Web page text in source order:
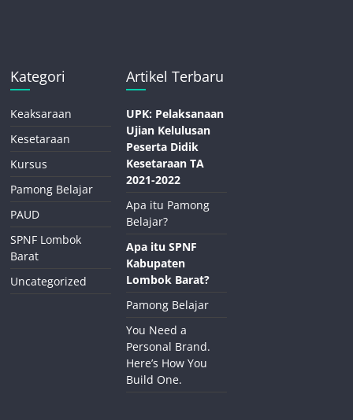
Kategori
Keaksaraan
Kesetaraan
Kursus
Pamong Belajar
PAUD
SPNF Lombok
Barat
Uncategorized
Artikel Terbaru
UPK: Pelaksanaan
Ujian Kelulusan
Peserta Didik
Kesetaraan TA
2021-2022
Apa itu Pamong
Belajar?
Apa itu SPNF
Kabupaten
Lombok Barat?
Pamong Belajar
You Need a
Personal Brand.
Here’s How You
Build One.